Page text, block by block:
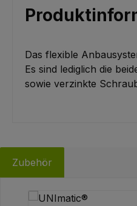
Das flexible
Es sind lediglich die
sowie verzinkte
Zubehör
Produktgalerie